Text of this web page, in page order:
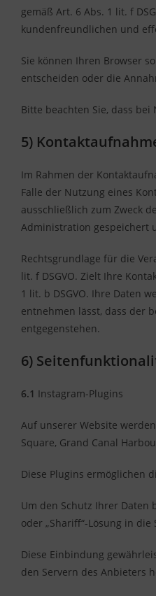
gemäß Art. 6 Abs. 1 lit. f
kundenfreundlichen und
Sie können Ihren Browser
entscheiden oder die
Bitte beachten Sie, dass
5)
Im Rahmen der
Falle der Nutzung eines
ausschließlich zum Zweck
Administration gespeichert
Rechtsgrundlage für die
lit. f DSGVO. Zielt Ihre
1 lit. b DSGVO. Ihre Daten
entnehmen lässt, dass der
entgegenstehen.
6)
6.1 Instagram-Plugins
Auf unserer Website
Square, Grand Canal
Diese Plugins ermöglichen
Um den Schutz Ihrer Daten
oder „Shariff“-Lösung in
Diese Einbindung
den Servern des Anbieters